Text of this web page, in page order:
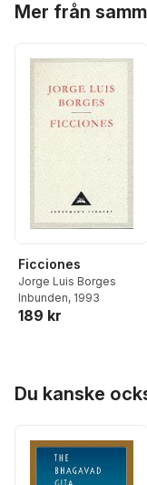
Mer från
Ficciones
Jorge Luis Borges
Inbunden, 1993
189 kr
Du kanske